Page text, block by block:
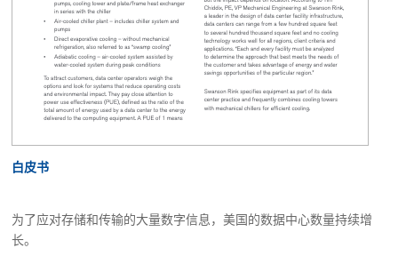
白皮书
为了应对存储和传输的大量数字信息，美国的数据中心数量持续增
长。